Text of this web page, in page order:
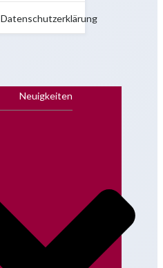
Datenschutzerklärung
Neuigkeiten